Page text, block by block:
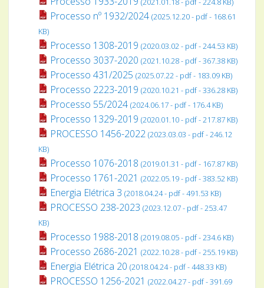
Processo nº 1932/2024 (2025.12.20 - pdf - 168.61
KB)
Processo 1308-2019 (2020.03.02 - pdf - 244.53 KB)
Processo 3037-2020 (2021.10.28 - pdf - 367.38 KB)
Processo 431/2025 (2025.07.22 - pdf - 183.09 KB)
Processo 2223-2019 (2020.10.21 - pdf - 336.28 KB)
Processo 55/2024 (2024.06.17 - pdf - 176.4 KB)
Processo 1329-2019 (2020.01.10 - pdf - 217.87 KB)
PROCESSO 1456-2022 (2023.03.03 - pdf - 246.12
KB)
Processo 1076-2018 (2019.01.31 - pdf - 167.87 KB)
Processo 1761-2021 (2022.05.19 - pdf - 383.52 KB)
Energia Elétrica 3 (2018.04.24 - pdf - 491.53 KB)
PROCESSO 238-2023 (2023.12.07 - pdf - 253.47
KB)
Processo 1988-2018 (2019.08.05 - pdf - 234.6 KB)
Processo 2686-2021 (2022.10.28 - pdf - 255.19 KB)
Energia Elétrica 20 (2018.04.24 - pdf - 448.33 KB)
PROCESSO 1256-2021 (2022.04.27 - pdf - 391.69